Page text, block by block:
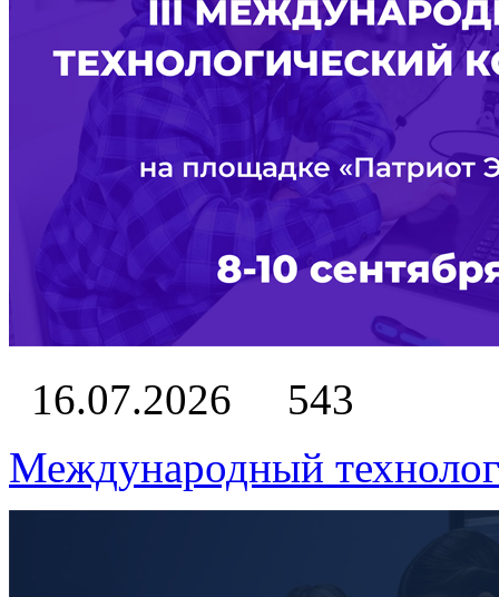
16.07.2026
543
Международный